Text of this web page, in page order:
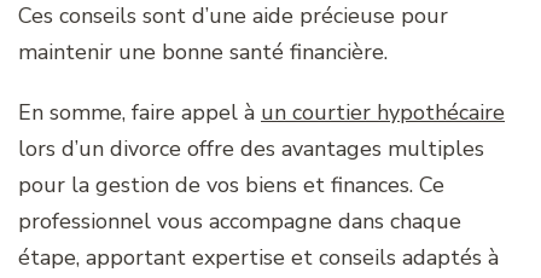
Ces conseils sont d’une aide précieuse pour
maintenir une bonne santé financière.
En somme, faire appel à un courtier hypothécaire
lors d’un divorce offre des avantages multiples
pour la gestion de vos biens et finances. Ce
professionnel vous accompagne dans chaque
étape, apportant expertise et conseils adaptés à